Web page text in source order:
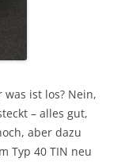
ist los? Nein,
– alles gut,
aber dazu
Typ 40 TIN neu